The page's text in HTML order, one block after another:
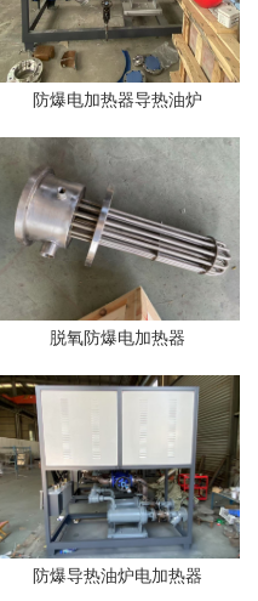
防爆电加热器导热油炉
脱氧防爆电加热器
防爆导热油炉电加热器